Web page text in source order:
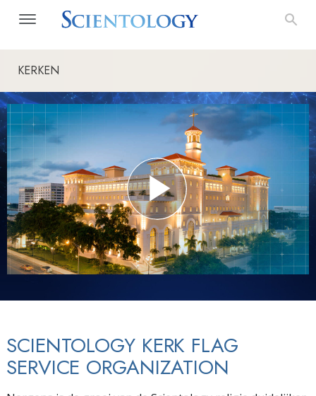
KERKEN
SCIENTOLOGY KERK FLAG
SERVICE ORGANIZATION